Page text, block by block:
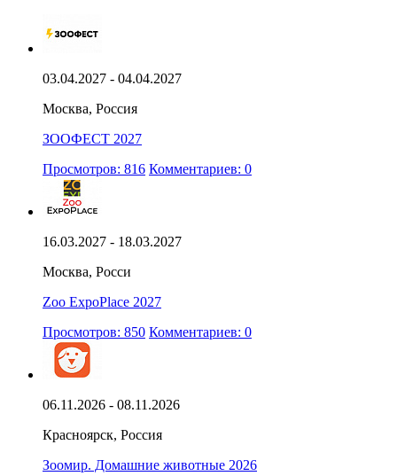
03.04.2027 - 04.04.2027
Москва, Россия
ЗООФЕСТ 2027
Просмотров: 816 Комментариев: 0
16.03.2027 - 18.03.2027
Москва, Росси
Zoo ExpoPlace 2027
Просмотров: 850 Комментариев: 0
06.11.2026 - 08.11.2026
Красноярск, Россия
Зоомир. Домашние животные 2026